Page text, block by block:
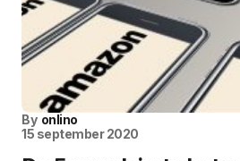
By onlino
15 september 2020